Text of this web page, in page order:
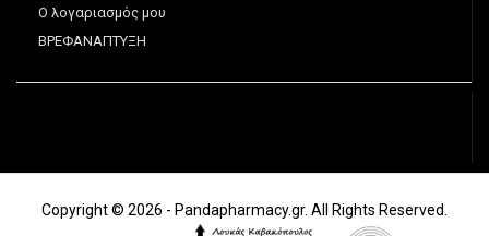
Ο λογαριασμός μου
ΒΡΕΦΑΝΑΠΤΥΞΗ
Copyright © 2026 - Pandapharmacy.gr. All Rights Reserved.